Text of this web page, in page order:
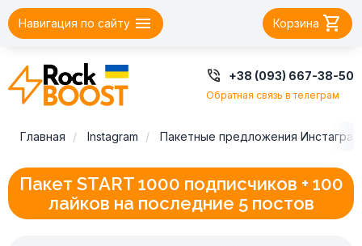
Навигация по сайту  Корзина 
 +38 (093) 667-38-50
Обратная связь в телеграм
Главная Instagram Пакетные предложения Инстаграм
Пакет START 1000 подписчиков + 100
лайков на последние 5 постов